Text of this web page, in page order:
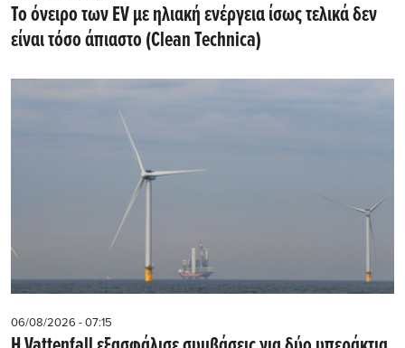
Το όνειρο των EV με ηλιακή ενέργεια ίσως τελικά δεν
είναι τόσο άπιαστο (Clean Technica)
06/08/2026 - 07:15